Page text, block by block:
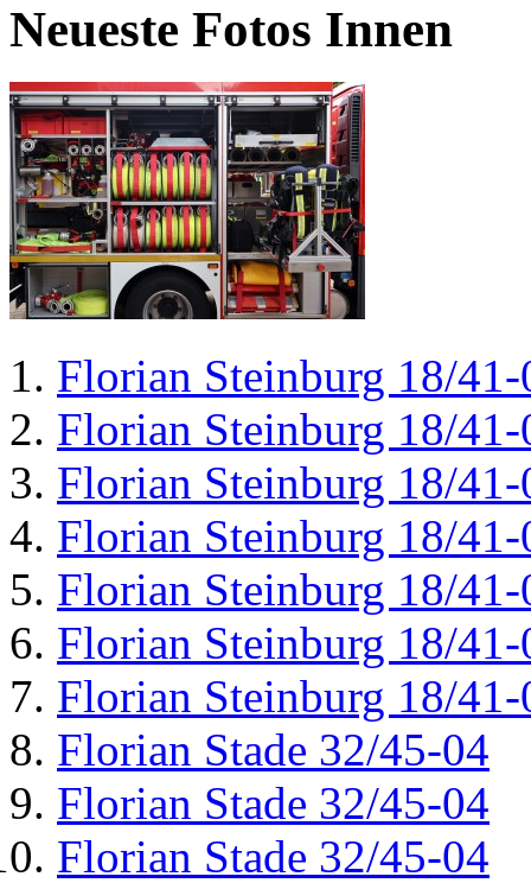
Neueste Fotos Innen
Florian Steinburg 18/41-
Florian Steinburg 18/41-
Florian Steinburg 18/41-
Florian Steinburg 18/41-
Florian Steinburg 18/41-
Florian Steinburg 18/41-
Florian Steinburg 18/41-
Florian Stade 32/45-04
Florian Stade 32/45-04
Florian Stade 32/45-04